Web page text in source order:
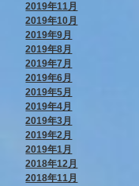
2019年11月
2019年10月
2019年9月
2019年8月
2019年7月
2019年6月
2019年5月
2019年4月
2019年3月
2019年2月
2019年1月
2018年12月
2018年11月